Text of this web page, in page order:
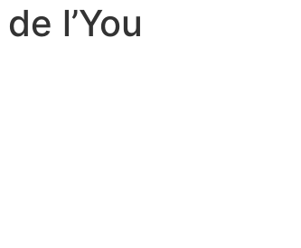
l’You